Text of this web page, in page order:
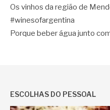
Os vinhos da região de
#winesofargentina
Porque beber água junto
ESCOLHAS DO PESSOAL